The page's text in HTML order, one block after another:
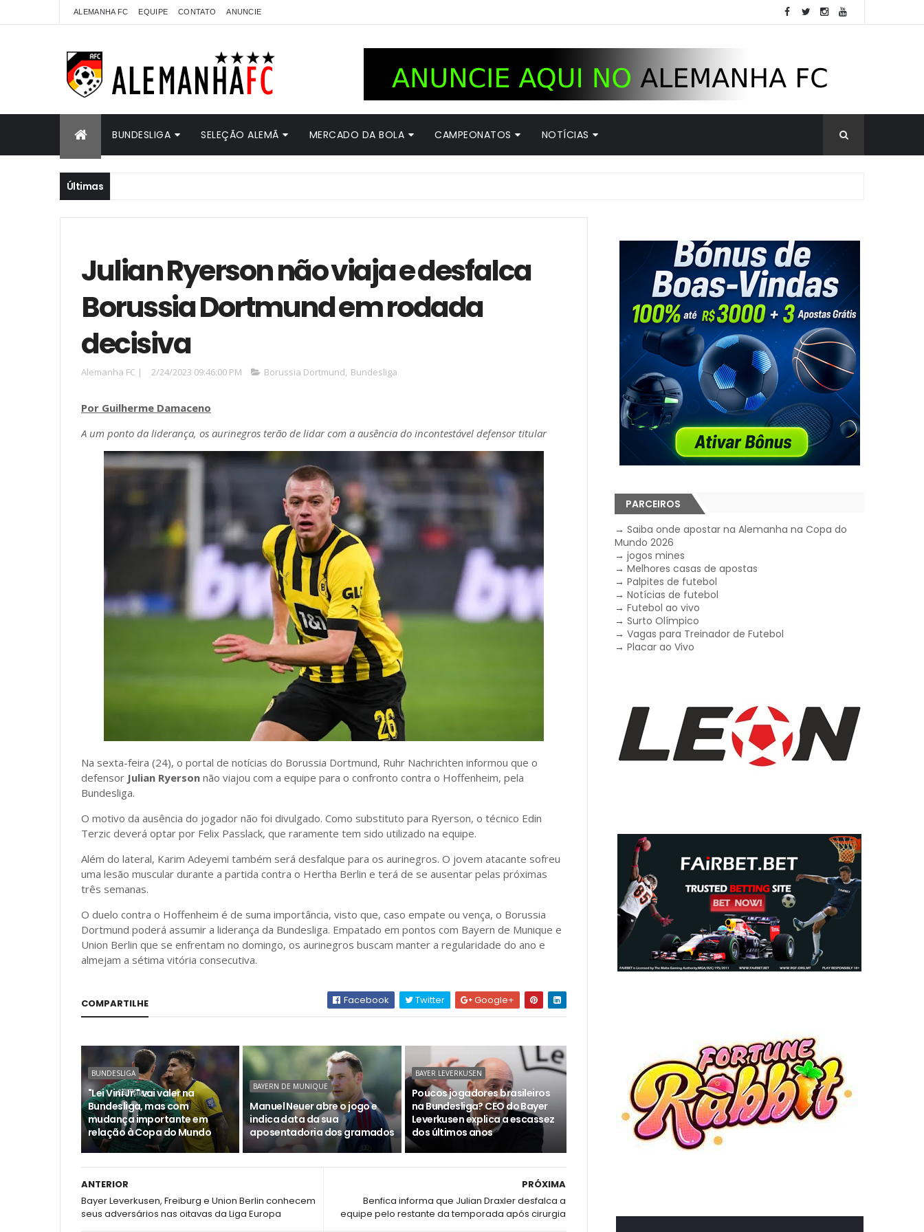
ALEMANHA FC EQUIPE CONTATO ANUNCIE
BUNDESLIGA SELEÇÃO ALEMÃ MERCADO DA BOLA CAMPEONATOS NOTÍCIAS
Últimas
Julian Ryerson não viaja e desfalca
Borussia Dortmund em rodada
decisiva
Alemanha FC | 2/24/2023 09:46:00 PM Borussia Dortmund, Bundesliga
Por Guilherme Damaceno
A um ponto da liderança, os aurinegros terão de lidar com a ausência do incontestável defensor titular
Na sexta-feira (24), o portal de notícias do Borussia Dortmund, Ruhr Nachrichten informou que o
defensor Julian Ryerson não viajou com a equipe para o confronto contra o Hoffenheim, pela
Bundesliga.
O motivo da ausência do jogador não foi divulgado. Como substituto para Ryerson, o técnico Edin
Terzic deverá optar por Felix Passlack, que raramente tem sido utilizado na equipe.
Além do lateral, Karim Adeyemi também será desfalque para os aurinegros. O jovem atacante sofreu
uma lesão muscular durante a partida contra o Hertha Berlin e terá de se ausentar pelas próximas
três semanas.
O duelo contra o Hoffenheim é de suma importância, visto que, caso empate ou vença, o Borussia
Dortmund poderá assumir a liderança da Bundesliga. Empatado em pontos com Bayern de Munique e
Union Berlin que se enfrentam no domingo, os aurinegros buscam manter a regularidade do ano e
almejam a sétima vitória consecutiva.
COMPARTILHE Facebook Twitter Google+
BUNDESLIGA
"Lei Vini Jr." vai valer na
Bundesliga, mas com
mudança importante em
relação à Copa do Mundo
BAYERN DE MUNIQUE
Manuel Neuer abre o jogo e
indica data da sua
aposentadoria dos gramados
BAYER LEVERKUSEN
Poucos jogadores brasileiros
na Bundesliga? CEO do Bayer
Leverkusen explica a escassez
dos últimos anos
PRÓXIMA
Benfica informa que Julian Draxler desfalca a
equipe pelo restante da temporada após cirurgia
ANTERIOR
Bayer Leverkusen, Freiburg e Union Berlin conhecem
seus adversários nas oitavas da Liga Europa
PARCEIROS
→Saiba onde apostar na Alemanha na Copa do
Mundo 2026
→jogos mines
→Melhores casas de apostas
→Palpites de futebol
→Notícias de futebol
→Futebol ao vivo
→Surto Olímpico
→Vagas para Treinador de Futebol
→Placar ao Vivo